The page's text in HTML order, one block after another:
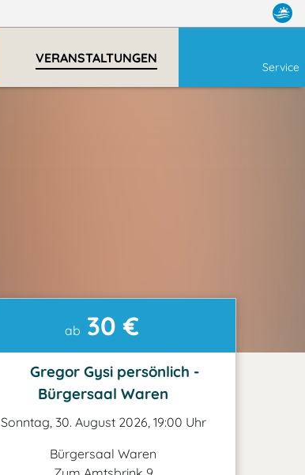
VERANSTALTUNGEN
Service
ab 30 €
Gregor Gysi persönlich -
Bürgersaal Waren
Sonntag, 30. August 2026, 19:00 Uhr
Bürgersaal Waren